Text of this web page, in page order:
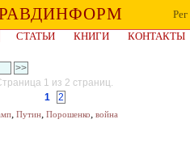
Рег
СТАТЬИ КНИГИ КОНТАКТЫ
1 из 2 страниц.
1
2
, Путин, Порошенко, война